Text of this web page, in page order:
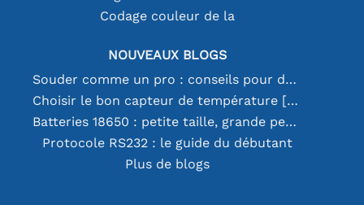
Codage couleur de la
NOUVEAUX BLOGS
Souder comme un pro : conseils pour des connexions électroniques parfaites
Choisir le bon capteur de température [youtube]
Batteries 18650 : petite taille, grande performance
Protocole RS232 : le guide du débutant
Plus de blogs